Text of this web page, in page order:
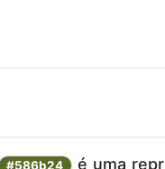
#586b24 é uma